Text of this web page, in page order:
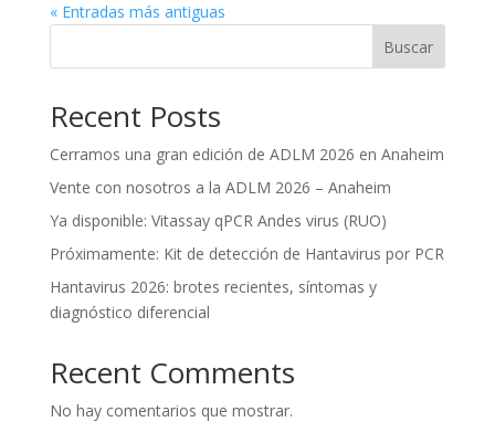
« Entradas más antiguas
Buscar
Recent Posts
Cerramos una gran edición de ADLM 2026 en Anaheim
Vente con nosotros a la ADLM 2026 – Anaheim
Ya disponible: Vitassay qPCR Andes virus (RUO)
Próximamente: Kit de detección de Hantavirus por PCR
Hantavirus 2026: brotes recientes, síntomas y
diagnóstico diferencial
Recent Comments
No hay comentarios que mostrar.